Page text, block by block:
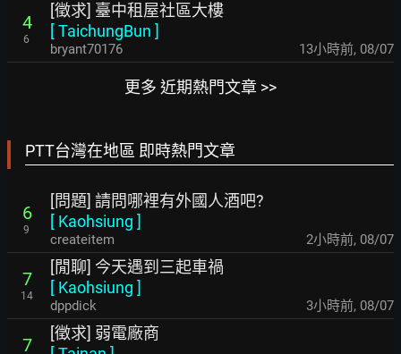
4
6
[徵求] 臺中租屋社區大樓
[TaichungBun ]
bryant70176 13小時前, 08/07
更多 近期熱門文章 >>
PTT台灣在地區 即時熱門文章
6
9
[問題] 請問哪裡有外國人酒吧?
[ Kaohsiung ]
createitem 2小時前, 08/07
7
14
[閒聊] 今天遇到三起車禍
[ Kaohsiung ]
dppdick 3小時前, 08/07
7
[徵求] 弱電廠商